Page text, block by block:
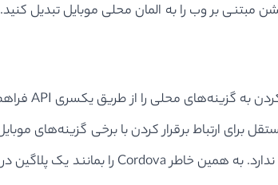
مبتنی بر وب را به المان‌ محلی موبایل تبدیل کنید.